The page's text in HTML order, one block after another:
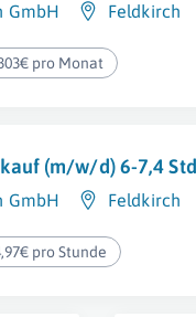
GmbH Feldkirch
pro Monat
(m/w/d) 6-7,4
GmbH Feldkirch
pro Stunde